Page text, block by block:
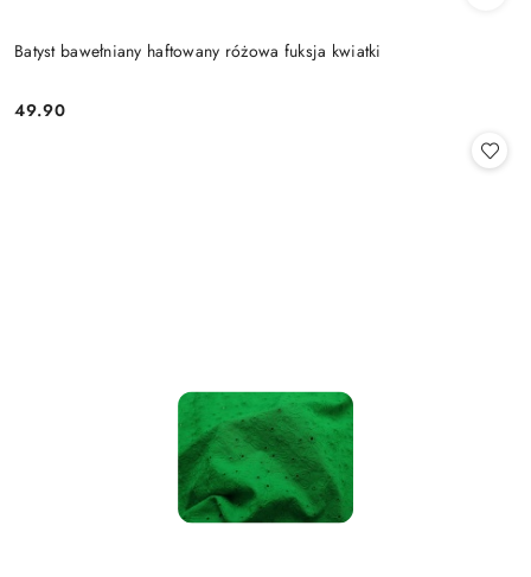
Batyst bawełniany haftowany różowa fuksja kwiatki
Cena:
49.90